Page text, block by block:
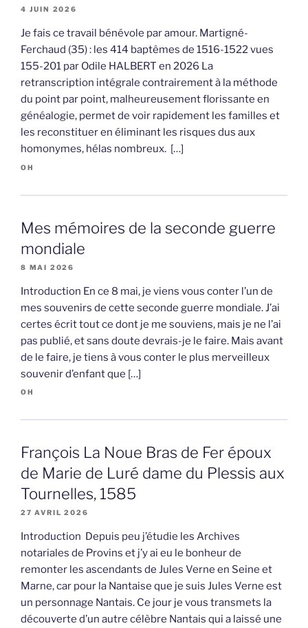
4 JUIN 2026
Je fais ce travail bénévole par amour. Martigné-
Ferchaud (35) : les 414 baptêmes de 1516-1522 vues
155-201 par Odile HALBERT en 2026 La
retranscription intégrale contrairement à la méthode
du point par point, malheureusement florissante en
généalogie, permet de voir rapidement les familles et
les reconstituer en éliminant les risques dus aux
homonymes, hélas nombreux. […]
OH
Mes mémoires de la seconde guerre
mondiale
8 MAI 2026
Introduction En ce 8 mai, je viens vous conter l’un de
mes souvenirs de cette seconde guerre mondiale. J’ai
certes écrit tout ce dont je me souviens, mais je ne l’ai
pas publié, et sans doute devrais-je le faire. Mais avant
de le faire, je tiens à vous conter le plus merveilleux
souvenir d’enfant que […]
OH
François La Noue Bras de Fer époux
de Marie de Luré dame du Plessis aux
Tournelles, 1585
27 AVRIL 2026
Introduction Depuis peu j’étudie les Archives
notariales de Provins et j’y ai eu le bonheur de
remonter les ascendants de Jules Verne en Seine et
Marne, car pour la Nantaise que je suis Jules Verne est
un personnage Nantais. Ce jour je vous transmets la
découverte d’un autre célèbre Nantais qui a laissé une